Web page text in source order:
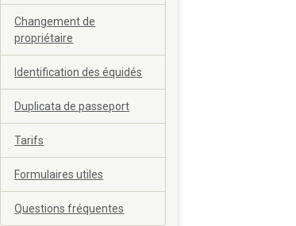
Changement de
propriétaire
Identification des équidés
Duplicata de passeport
Tarifs
Formulaires utiles
Questions fréquentes